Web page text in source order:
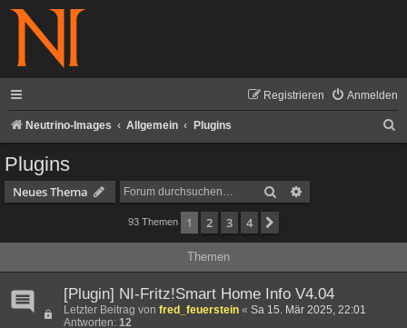
Anmelden
Registrieren
Neutrino-Images Allgemein Plugins
Plugins
Neues Thema Suche
93 Themen 1 2 3 4
Themen
[Plugin] NI-Fritz!Smart Home Info V4.04
Letzter Beitrag von fred_feuerstein « Sa 15. Mär 2025, 22:01
Antworten: 12